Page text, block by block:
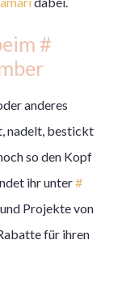
#
anderes
nadelt, bestickt
so den Kopf
ihr unter#
Projekte von
für ihren